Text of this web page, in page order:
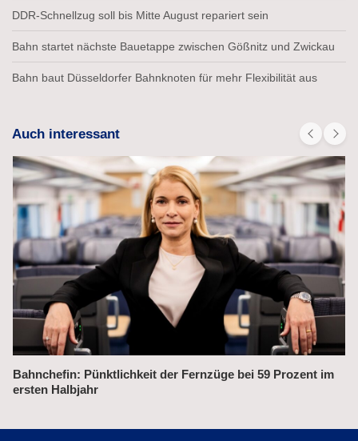
DDR-Schnellzug soll bis Mitte August repariert sein
Bahn startet nächste Bauetappe zwischen Gößnitz und Zwickau
Bahn baut Düsseldorfer Bahnknoten für mehr Flexibilität aus
Auch interessant
Bahnchefin: Pünktlichkeit der Fernzüge bei 59 Prozent im
ersten Halbjahr